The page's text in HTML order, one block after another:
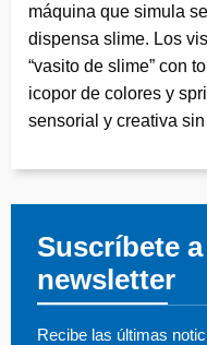
máquina que simula
dispensa slime. Los
“vasito de slime” con
icopor de colores y
sensorial y creativa
Suscríbete
newsletter
Recibe las últimas